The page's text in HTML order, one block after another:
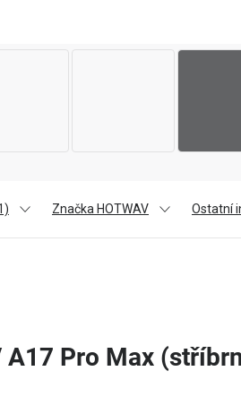
Značka HOTWAV Ostatní
A17 Pro Max